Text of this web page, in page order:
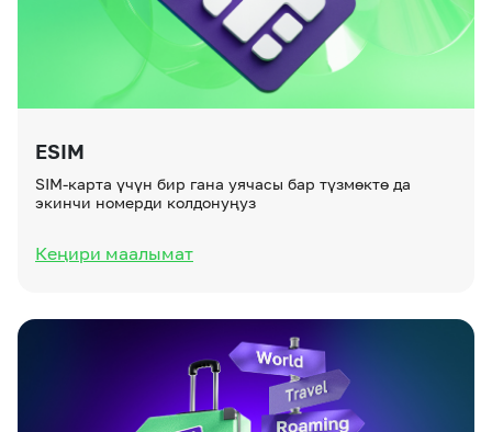
ESIM
SIM-карта үчүн бир гана уячасы бар түзмөктө да
экинчи номерди колдонуңуз
Кеңири маалымат